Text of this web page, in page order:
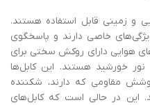
و زمینی قابل‌ استفاده هستند.
خاصی دارند و پاسخگوی
هوایی دارای روکش سختی برای
خورشید هستند. این کابل‌ها
مقاومی که دارند، شکننده
این در حالی است که کابل‌های